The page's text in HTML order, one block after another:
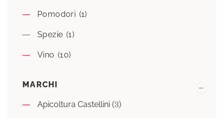
Pomodori (1)
Spezie (1)
Vino (10)
MARCHI
Apicoltura Castellini (3)